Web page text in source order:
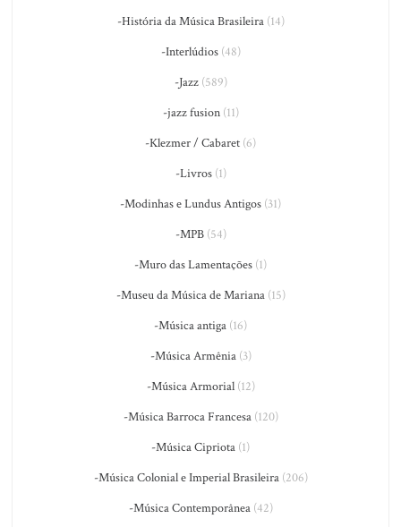
-História da Música Brasileira(14)
-Interlúdios(48)
-Jazz(589)
-jazz fusion(11)
-Klezmer / Cabaret (6)
-Livros(1)
-Modinhas e Lundus Antigos (31)
-MPB(54)
-Muro das Lamentações (1)
-Museu da Música de Mariana(15)
-Música antiga (16)
-Música Armênia(3)
-Música Armorial(12)
-Música Barroca Francesa(120)
-Música Cipriota (1)
-Música Colonial e Imperial Brasileira(206)
-Música Contemporânea(42)